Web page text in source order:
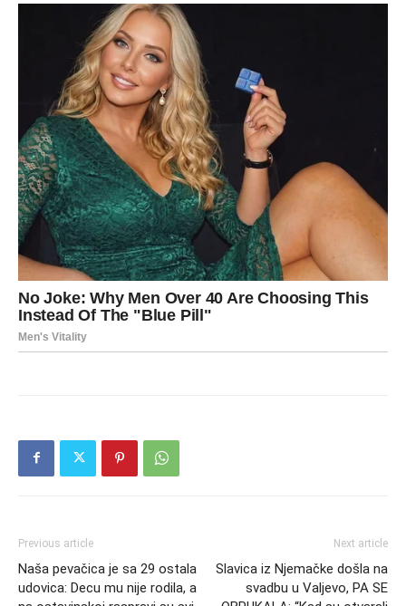
Previous article
Naša pevačica je sa 29 ostala
udovica: Decu mu nije rodila, a
Next article
Slavica iz Njemačke došla na
svadbu u Valjevo, PA SE